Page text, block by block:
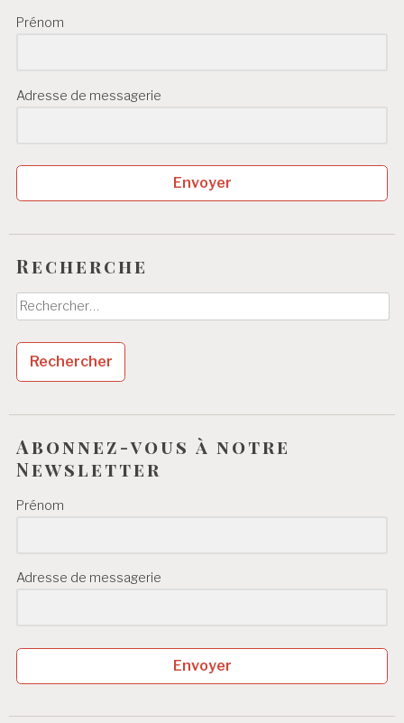
Prénom
Adresse de messagerie
Envoyer
Recherche
Rechercher :
Abonnez-vous à notre
Newsletter
Prénom
Adresse de messagerie
Envoyer